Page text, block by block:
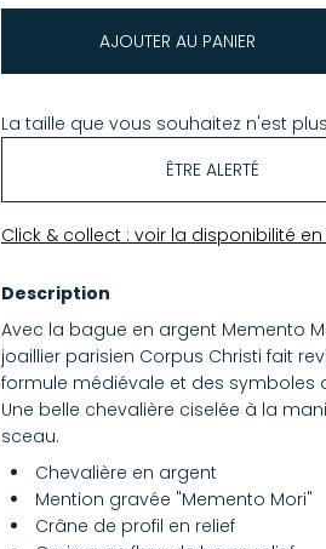
AJOUTER AU PANIER
La taille que vous souhaitez n'est
ÊTRE ALERTÉ
Click & collect : voir la disponibilité
Description
Avec la bague en argent Memento
joaillier parisien Corpus Christi fait
formule médiévale et des symboles
Une belle chevalière ciselée à la
sceau.
Chevalière en argent
Mention gravée "Memento Mori"
Crâne de profil en relief